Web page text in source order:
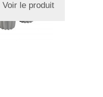
Voir le produit